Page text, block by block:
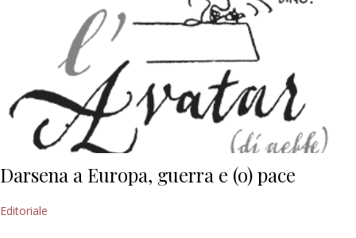
Darsena a Europa, guerra e (o) pace
Editoriale